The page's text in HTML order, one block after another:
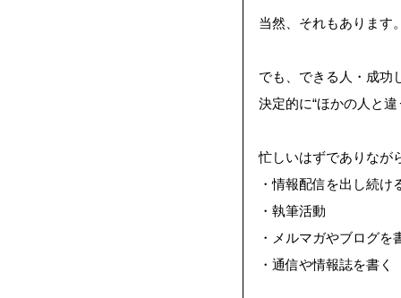
当然、それもあります
でも、できる人・成功
決定的に“ほかの人と
忙しいはずでありなが
・情報配信を出し続け
・執筆活動
・メルマガやブログを
・通信や情報誌を書く